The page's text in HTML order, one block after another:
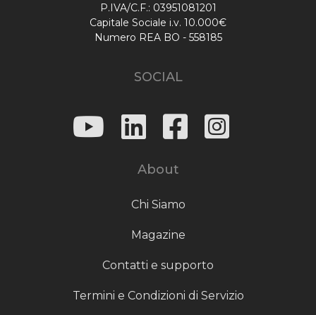
P.IVA/C.F.: 03951081201
Capitale Sociale i.v. 10.000€
Numero REA BO - 558185
SOCIAL
About
Chi Siamo
Magazine
Contatti e supporto
Termini e Condizioni di Servizio